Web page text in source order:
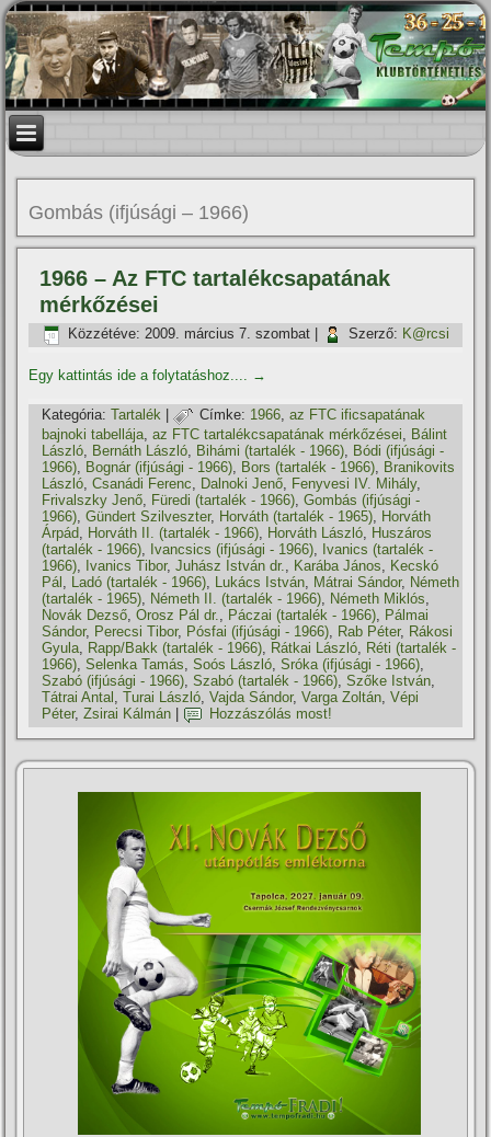
Gombás (ifjúsági – 1966)
1966 – Az FTC tartalékcsapatának
mérkőzései
Közzétéve: 2009. március 7. szombat Szerző: K@rcsi
Egy kattintás ide a folytatáshoz.... →
Kategória: Tartalék | Címke: 1966,az FTC ificsapatának
bajnoki tabellája,az FTC tartalékcsapatának mérkőzései, Bálint
László, Bernáth László, Bihámi (tartalék - 1966), Bódi (ifjúsági -
1966), Bognár (ifjúsági - 1966), Bors (tartalék - 1966), Branikovits
László,Csanádi Ferenc, Dalnoki Jenő, Fenyvesi IV. Mihály,
Frivalszky Jenő, Füredi (tartalék - 1966),Gombás (ifjúsági -
1966),Gündert Szilveszter, Horváth (tartalék - 1965), Horváth
Árpád, Horváth II. (tartalék - 1966), Horváth László, Huszáros
(tartalék - 1966), Ivancsics (ifjúsági - 1966), Ivanics (tartalék -
1966), Ivanics Tibor,Juhász István dr., Karába János, Kecskó
Pál , Ladó (tartalék - 1966), Lukács István, Mátrai Sándor, Németh
(tartalék - 1965), Németh II. (tartalék - 1966), Németh Miklós,
Novák Dezső,Orosz Pál dr., Páczai (tartalék - 1966), Pálmai
Sándor, Perecsi Tibor, Pósfai (ifjúsági - 1966), Rab Péter, Rákosi
Gyula, Rapp/Bakk (tartalék - 1966), Rátkai László, Réti (tartalék -
1966),Selenka Tamás,Soós László,Sróka (ifjúsági - 1966),
Szabó (ifjúsági - 1966),Szabó (tartalék - 1966),Szőke István,
Tátrai Antal ,Turai László,Vajda Sándor,Varga Zoltán,Vépi
Péter,Zsirai Kálmán Hozzászólás most!